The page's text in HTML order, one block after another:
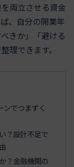
両立させる資金
、自分の開業年
きか」「避ける
理できます。
でつまずく
？設計不足で
？金融機関の